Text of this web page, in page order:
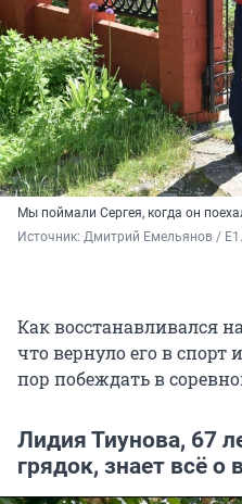
Мы поймали Сергея, когда он
Источник: Дмитрий Емельянов /
Как восстанавливался
что вернуло его в спорт
пор побеждать в
Лидия Тиунова, 67
грядок, знает всё о